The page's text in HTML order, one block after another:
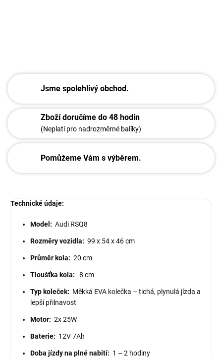
Jsme spolehlivý obchod.
Zboží doručíme do 48 hodin
(Neplatí pro nadrozměrné balíky)
Pomůžeme Vám s výběrem.
Technické údaje:
Model: Audi RSQ8
Rozměry vozidla: 99 x 54 x 46 cm
Průměr kola: 20 cm
Tloušťka kola: 8 cm
Typ koleček: Měkká EVA kolečka – tichá, plynulá jízda a
lepší přilnavost
Motor: 2x 25W
Baterie: 12V 7Ah
Doba jízdy na plné nabití: 1 – 2 hodiny